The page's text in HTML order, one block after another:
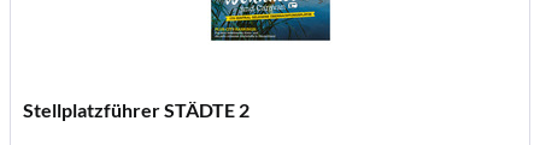
Stellplatzführer STÄDTE 2